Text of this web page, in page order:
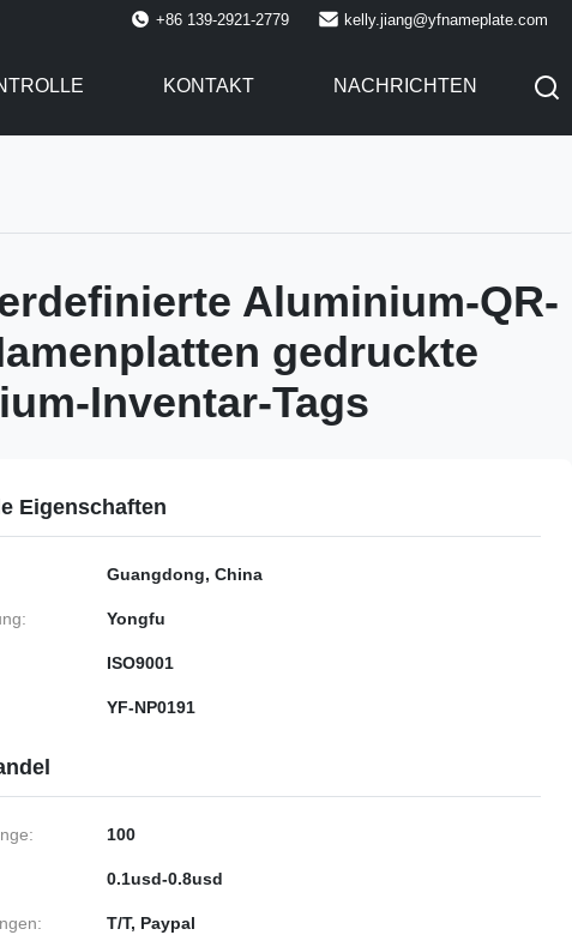
+86 139-2921-2779 kelly.jiang@yfnameplate.com
KONTAKT NACHRICHTEN
Aluminium-QR-
gedruckte
Inventar-Tags
Eigenschaften
Guangdong, China
Yongfu
ISO9001
YF-NP0191
100
0.1usd-0.8usd
T/T, Paypal